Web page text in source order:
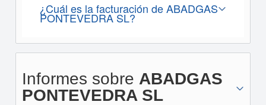
¿Cuál es la facturación de ABADGAS
PONTEVEDRA SL?
Informes sobre ABADGAS
PONTEVEDRA SL